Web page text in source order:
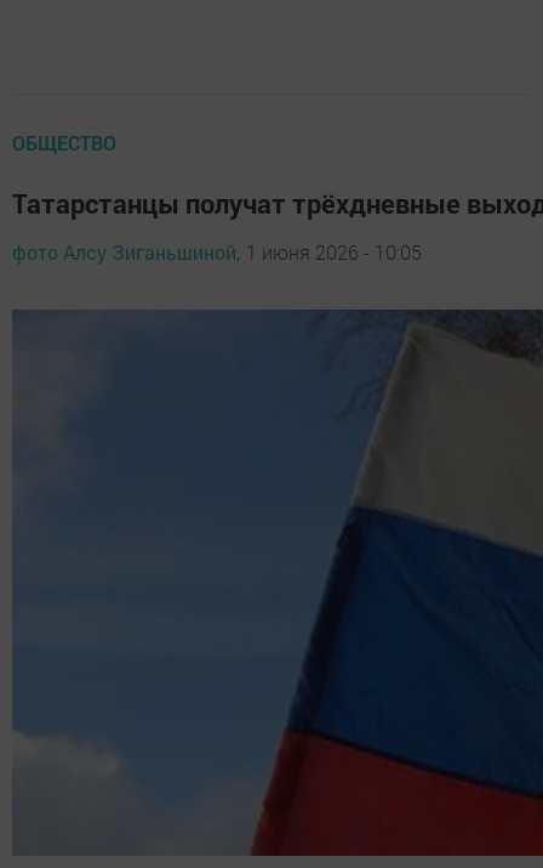
ОБЩЕСТВО
Татарстанцы получат трёхдневные
фото Алсу Зиганьшиной, 1 июня 2026 - 10:05